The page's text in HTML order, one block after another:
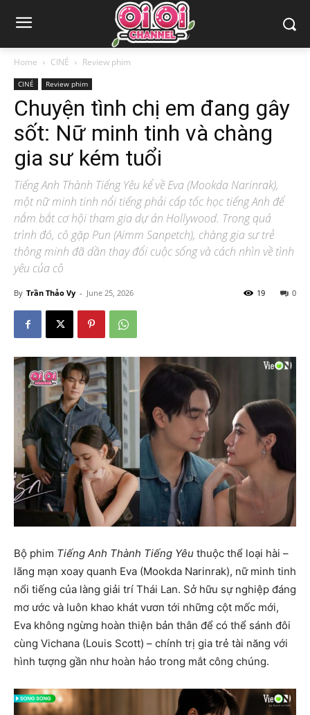
Home CINÉ Review phim
CINÉ Review phim
Chuyện tình chị em đang gây
sốt: Nữ minh tinh và chàng
gia sư kém tuổi
Tiếng Anh Thành Tiếng Yêu kể về Eva (Mookda Narinrak),
một nữ minh tinh nổi tiếng phải cấp tốc học tiếng Anh để
nắm bắt cơ hội tham gia dự án Hollywood. Trong quá
trình đó, cô gặp Pun (Aimm Sanpetch), chàng gia sư trẻ
thông minh đã dần thay đổi cuộc sống và cách nhìn về tình
yêu của cô
By Trần Thảo Vy - June 25, 2026 0
19
Bộ phim Tiếng Anh Thành Tiếng Yêu thuộc thể loại hài –
lãng mạn xoay quanh Eva (Mookda Narinrak), nữ minh tinh
nổi tiếng của làng giải trí Thái Lan. Sở hữu sự nghiệp đáng
mơ ước và luôn khao khát vươn tới những cột mốc mới,
Eva không ngừng hoàn thiện bản thân để có thể sánh đôi
cùng Vichana (Louis Scott) – chính trị gia trẻ tài năng với
hình tượng gần như hoàn hảo trong mắt công chúng.